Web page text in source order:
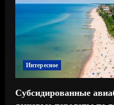
Интересное
Субсидированные